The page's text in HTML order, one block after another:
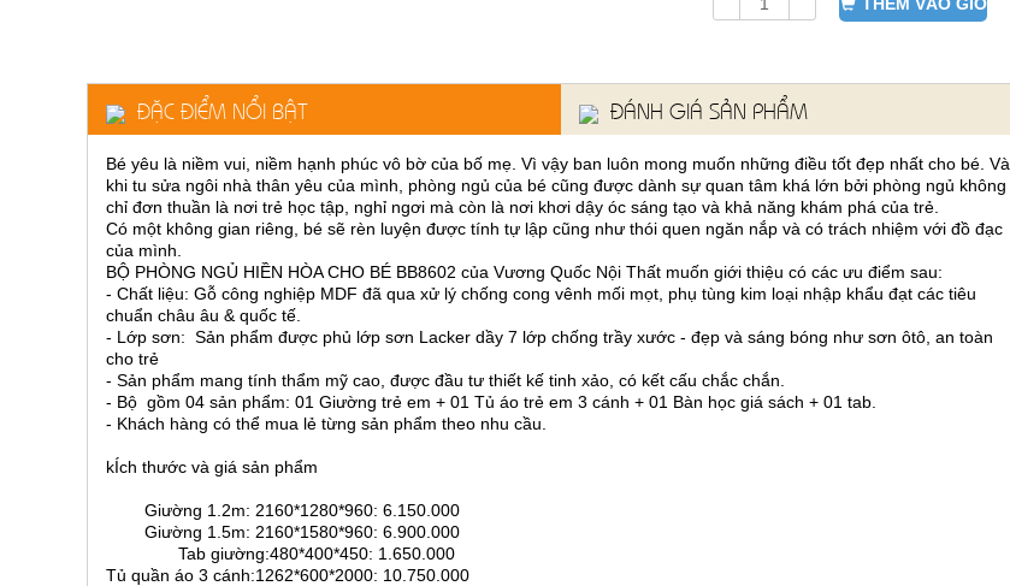
ĐẶC ĐIỂM NỔI BẬT ĐÁNH GIÁ SẢN PHẨM
Bé yêu là niềm vui, niềm hạnh phúc vô bờ của bố mẹ. Vì vậy ban luôn mong muốn những điều tốt đẹp nhất cho bé. Và
khi tu sửa ngôi nhà thân yêu của mình, phòng ngủ của bé cũng được dành sự quan tâm khá lớn bởi phòng ngủ không
chỉ đơn thuần là nơi trẻ học tập, nghỉ ngơi mà còn là nơi khơi dậy óc sáng tạo và khả năng khám phá của trẻ.
Có một không gian riêng, bé sẽ rèn luyện được tính tự lập cũng như thói quen ngăn nắp và có trách nhiệm với đồ đạc
của mình.
BỘ PHÒNG NGỦ HIỀN HÒA CHO BÉ BB8602 của Vương Quốc Nội Thất muốn giới thiệu có các ưu điểm sau:
- Chất liệu: Gỗ công nghiệp MDF đã qua xử lý chống cong vênh mối mọt, phụ tùng kim loại nhập khẩu đạt các tiêu
chuẩn châu âu & quốc tế.
- Lớp sơn: Sản phẩm được phủ lớp sơn Lacker dầy 7 lớp chống trầy xước - đẹp và sáng bóng như sơn ôtô, an toàn
cho trẻ
- Sản phẩm mang tính thẩm mỹ cao, được đầu tư thiết kế tinh xảo, có kết cấu chắc chắn.
- Bộ gồm 04 sản phẩm: 01 Giường trẻ em + 01 Tủ áo trẻ em 3 cánh + 01 Bàn học giá sách + 01 tab.
- Khách hàng có thể mua lẻ từng sản phẩm theo nhu cầu.
kÍch thước và giá sản phẩm
Giường 1.2m: 2160*1280*960: 6.150.000
Giường 1.5m: 2160*1580*960: 6.900.000
Tab giường:480*400*450: 1.650.000
Tủ quần áo 3 cánh:1262*600*2000: 10.750.000